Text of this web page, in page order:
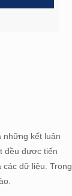
những kết luận
đều được tiến
dữ liệu. Trong